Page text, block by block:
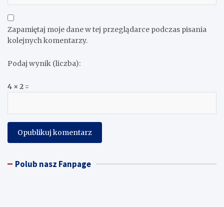
Zapamiętaj moje dane w tej przeglądarce podczas pisania
kolejnych komentarzy.
Podaj wynik (liczba):
4 × 2 =
Polub nasz Fanpage